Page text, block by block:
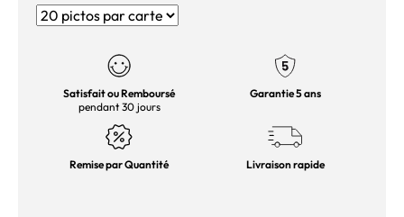
Satisfait ou Remboursé
pendant 30 jours
Garantie 5 ans
Remise par Quantité Livraison rapide